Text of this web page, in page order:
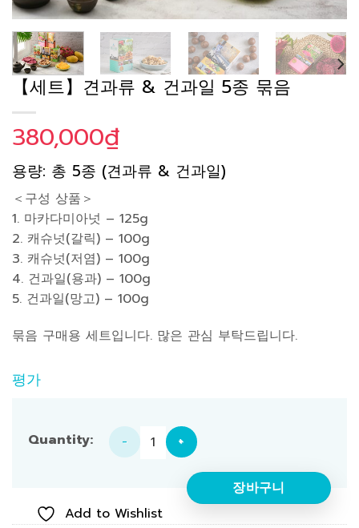
【세트】견과류 & 건과일 5종 묶음
380,000₫
용량: 총 5종 (견과류 & 건과일)
＜구성 상품＞
1. 마카다미아넛 – 125g
2. 캐슈넛(갈릭) – 100g
3. 캐슈넛(저염) – 100g
4. 건과일(용과) – 100g
5. 건과일(망고) – 100g
묶음 구매용 세트입니다. 많은 관심 부탁드립니다.
평가
【세트】견과류 & 건과일 5종 묶음 수량
장바구니
Add to Wishlist